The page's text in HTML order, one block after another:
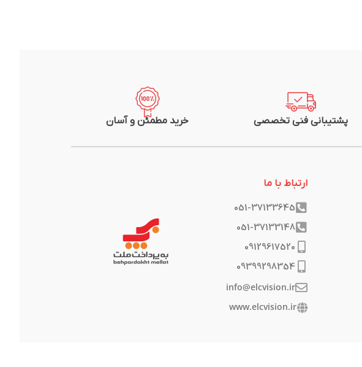
پشتیبانی فنی تخصصی خرید مطمئن و آسان
ارتباط با ما
051-37133645
051-37133148
09129617520
09399298354
info@elcvision.ir
www.elcvision.ir